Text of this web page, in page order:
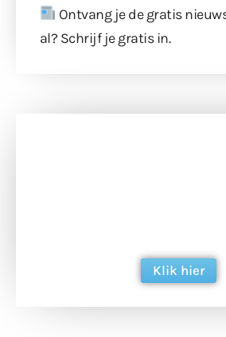
Ontvang je de gratis
al? Schrijf je gratis in.
Klik hier